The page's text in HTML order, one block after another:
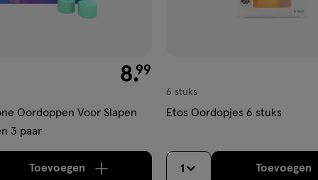
€ 8.99
8.99
Oordoppen Voor Slapen
3 paar
Toevoegenverhoog aantal met één, Bijna uitverkocht!Er
6 stuks
Etos Oordopjes 6 stuks
1 Toevoegen